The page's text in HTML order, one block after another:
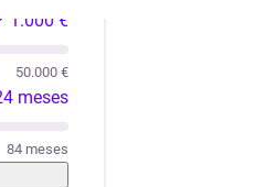
1.000 €
50.000 €
meses
84 meses